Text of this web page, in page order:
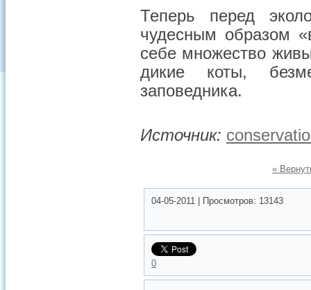
Теперь перед
чудесным образом
себе множество
дикие коты,
заповедника.
Источник:
«
04-05-2011 Просмотров: 13143
0